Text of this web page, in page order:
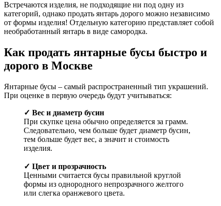
Встречаются изделия, не подходящие ни под одну из
категорий, однако продать янтарь дорого можно независимо
от формы изделия! Отдельную категорию представляет собой
необработанный янтарь в виде самородка.
Как продать янтарные бусы быстро и
дорого в Москве
Янтарные бусы – самый распространенный тип украшений.
При оценке в первую очередь будут учитываться:
✓ Вес и диаметр бусин
При скупке цена обычно определяется за грамм.
Следовательно, чем больше будет диаметр бусин,
тем больше будет вес, а значит и стоимость
изделия.
✓ Цвет и прозрачность
Ценными считается бусы правильной круглой
формы из однородного непрозрачного желтого
или слегка оранжевого цвета.